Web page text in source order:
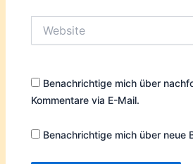
Benachrichtige mich über
Kommentare via E-Mail.
Benachrichtige mich über neue